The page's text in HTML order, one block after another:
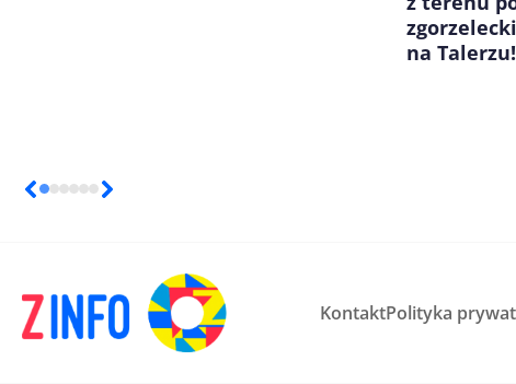
na Talerzu!
KontaktPolityka